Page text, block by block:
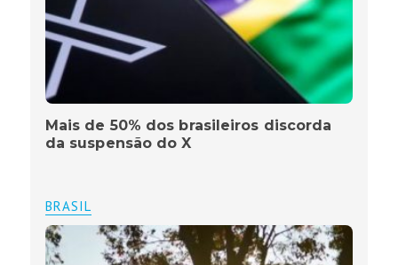
Mais de 50% dos brasileiros discorda
da suspensão do X
BRASIL